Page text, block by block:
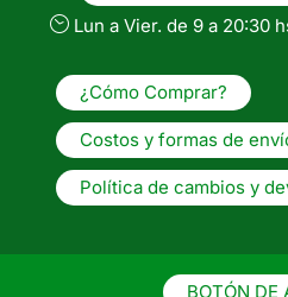
Lun a Vier. de 9 a 20:30
¿Cómo Comprar?
Costos y formas de
Política de cambios y
BOTÓN DE